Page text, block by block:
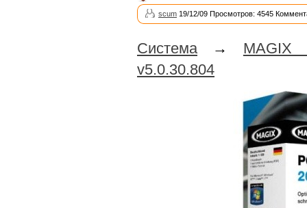
scum 19/12/09 Просмотров: 4545
Система →
v5.0.30.804